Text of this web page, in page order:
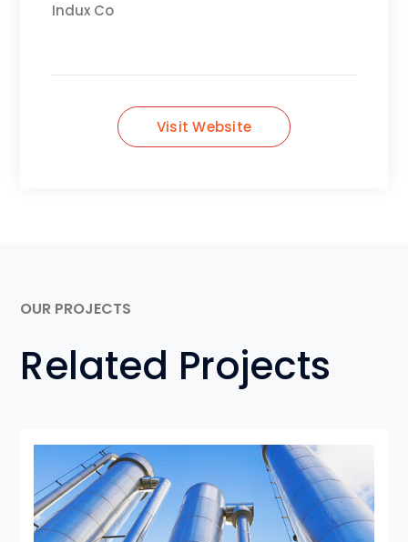
Indux Co
Visit Website
OUR PROJECTS
Related Projects